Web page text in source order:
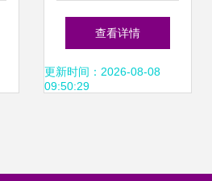
食品级高纯度L-胆
碱，药品零售新选
查看详情
更新时间：2026-08-08
09:50:29